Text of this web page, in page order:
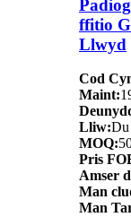
ffitio
Llwyd
Cod
Maint:
Lliw:Du
MOQ:
Pris
Amser
Man
Man